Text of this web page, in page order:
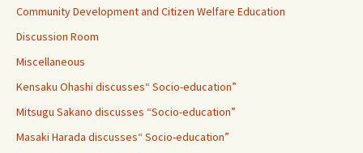
Community Development and Citizen Welfare Education
Discussion Room
Miscellaneous
Kensaku Ohashi discusses“ Socio-education”
Mitsugu Sakano discusses “Socio-education”
Masaki Harada discusses“ Socio-education”